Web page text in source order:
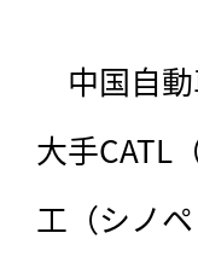
中国自動
大手CATL
工（シノ